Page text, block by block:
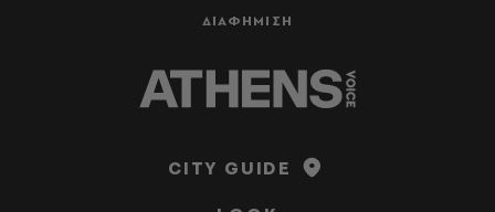
ΔΙΑΦΗΜΙΣΗ
CITY GUIDE